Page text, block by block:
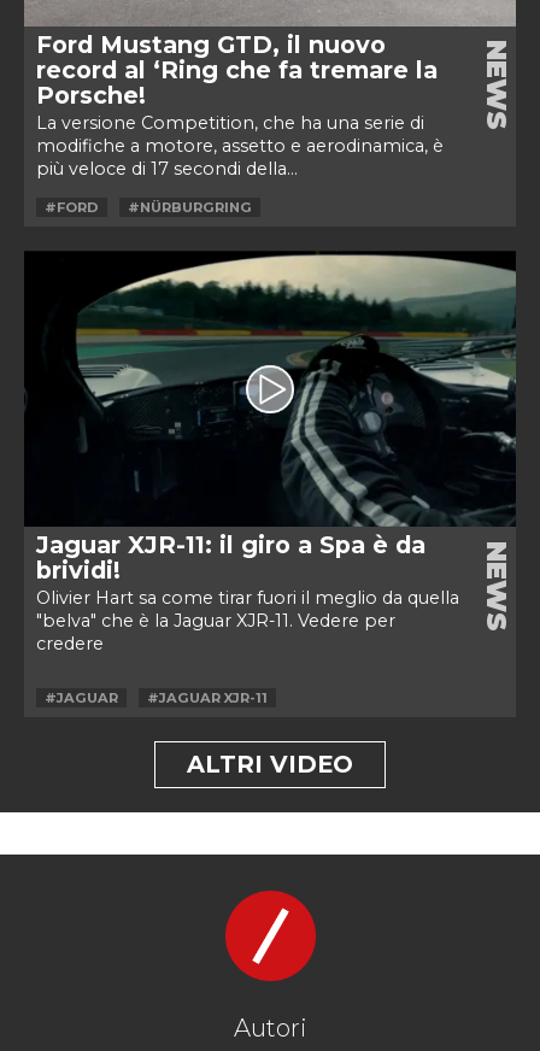
Ford Mustang GTD, il nuovo
record al ‘Ring che fa tremare la
Porsche!
La versione Competition, che ha una serie di
modifiche a motore, assetto e aerodinamica, è
più veloce di 17 secondi della...
NEWS
#FORD #NÜRBURGRING
Jaguar XJR-11: il giro a Spa è da
brividi!
Olivier Hart sa come tirar fuori il meglio da quella
"belva" che è la Jaguar XJR-11. Vedere per
credere
NEWS
#JAGUAR #JAGUAR XJR-11
ALTRI VIDEO
Autori